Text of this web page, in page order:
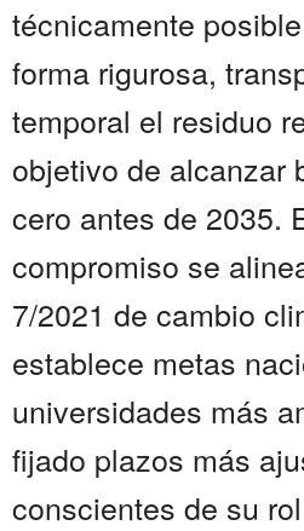
técnicamente
forma rigurosa,
temporal el residuo
objetivo de alcanzar
cero antes de 2035.
compromiso se
7/2021 de cambio
establece metas
universidades más
fijado plazos más
conscientes de su